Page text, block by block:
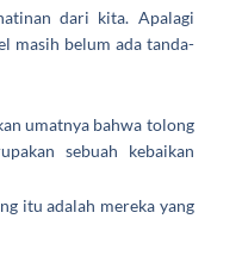
dari kita. Apalagi
masih belum ada tanda-
umatnya bahwa tolong
sebuah kebaikan
itu adalah mereka yang